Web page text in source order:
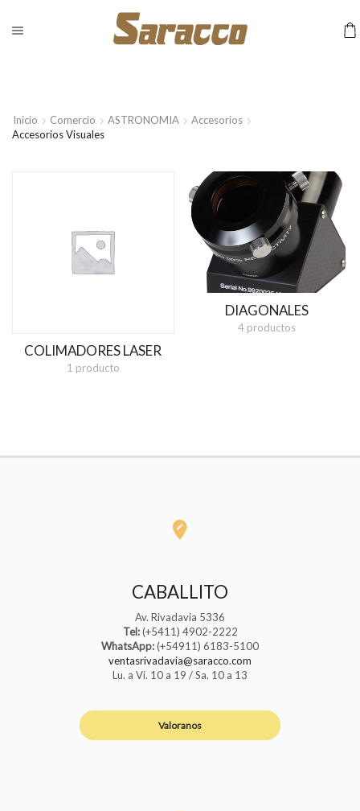
Inicio Comercio ASTRONOMIA
Accesorios
Accesorios Visuales
COLIMADORES LASER
1 producto
DIAGONALES
4 productos
CABALLITO
Av. Rivadavia 5336
Tel:(+5411) 4902-2222
WhatsApp:(+54911) 6183-5100
ventasrivadavia@saracco.com
Lu. a Vi. 10 a 19 / Sa. 10 a 13
Valoranos